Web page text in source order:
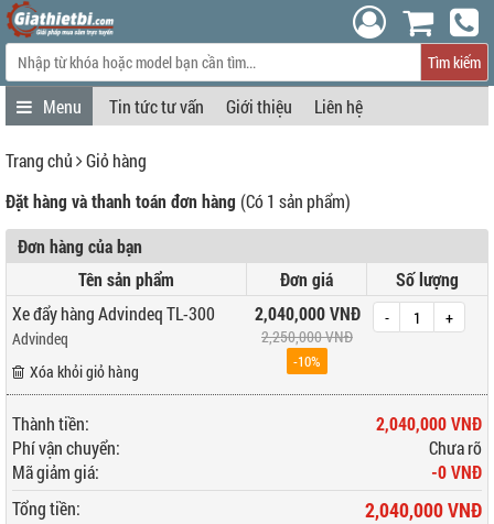
Tìm kiếm
Tin tức tư vấn Giới thiệu Liên hệ
Trang chủ
Giỏ hàng
Đặt hàng và thanh toán đơn hàng (Có 1 sản phẩm)
Đơn hàng của bạn
Tên sản phẩm
Đơn giá
Số lượng
Xe đẩy hàng Advindeq TL-300
Advindeq
Xóa khỏi giỏ hàng
2,040,000 VNĐ
2,250,000 VNĐ
-10%
- +
Thành tiền:
2,040,000 VNĐ
Phí vận chuyển:
Chưa rõ
Mã giảm giá:
-0 VNĐ
Tổng tiền:
2,040,000 VNĐ